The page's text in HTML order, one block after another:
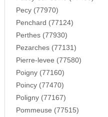
Pecy (77970)
Penchard (77124)
Perthes (77930)
Pezarches (77131)
Pierre-levee (77580)
Poigny (77160)
Poincy (77470)
Poligny (77167)
Pommeuse (77515)